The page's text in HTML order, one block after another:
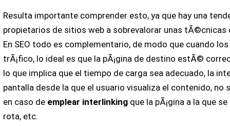
Resulta importante comprender esto, ya que hay una
propietarios de sitios web a sobrevalorar unas tÃ©cnicas
En SEO todo es complementario, de modo que cuando
trÃ¡fico, lo ideal es que la pÃ¡gina de destino estÃ©
lo que implica que el tiempo de carga sea adecuado, la
pantalla desde la que el usuario visualiza el contenido, no
en caso de emplear interlinking que la pÃ¡gina a la que
rota, etc.